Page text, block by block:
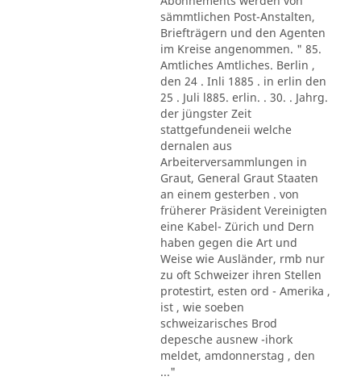
sämmtlichen Post-Anstalten,
Briefträgern und den Agenten
im Kreise angenommen. " 85.
Amtliches Amtliches. Berlin ,
den 24 . Inli 1885 . in erlin den
25 . Juli l885. erlin. . 30. . Jahrg.
der jüngster Zeit
stattgefundeneii welche
dernalen aus
Arbeiterversammlungen in
Graut, General Graut Staaten
an einem gesterben . von
früherer Präsident Vereinigten
eine Kabel- Zürich und Dern
haben gegen die Art und
Weise wie Ausländer, rmb nur
zu oft Schweizer ihren Stellen
protestirt, esten ord - Amerika ,
ist , wie soeben
schweizarisches Brod
depesche ausnew -ihork
meldet, amdonnerstag , den
..."